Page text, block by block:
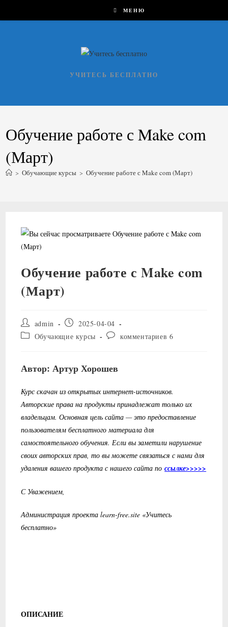
к
МЕНЮ
УЧИТЕСЬ БЕСПЛАТНО
Обучение работе с Make com
(Март)
> Обучающие курсы > Обучение работе с Make com (Март)
Обучение работе с Make com
(Март)
Автор
записи:
admin
Запись
опубликована:
2025-04-04
РубрикаОбучающие курсы
Комментарии
комментариев 6
Автор: Артур Хорошев
Курс скачан из открытых интернет-источников.
Авторские права на продукты принадлежат только их
владельцам. Основная цель сайта — это предоставление
пользователям бесплатного материала для
самостоятельного обучения. Если вы заметили нарушение
своих авторских прав, то вы можете связаться с нами для
удаления вашего продукта с нашего сайта поссылке>>>>>
С Уважением,
Администрация проекта learn-free.site «Учитесь
бесплатно»
ОПИСАНИЕ